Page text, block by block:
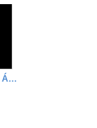
María Ruiz Montes CDD B2 - Área 1